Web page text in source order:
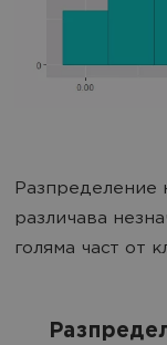
Разпределение
различава
голяма част от